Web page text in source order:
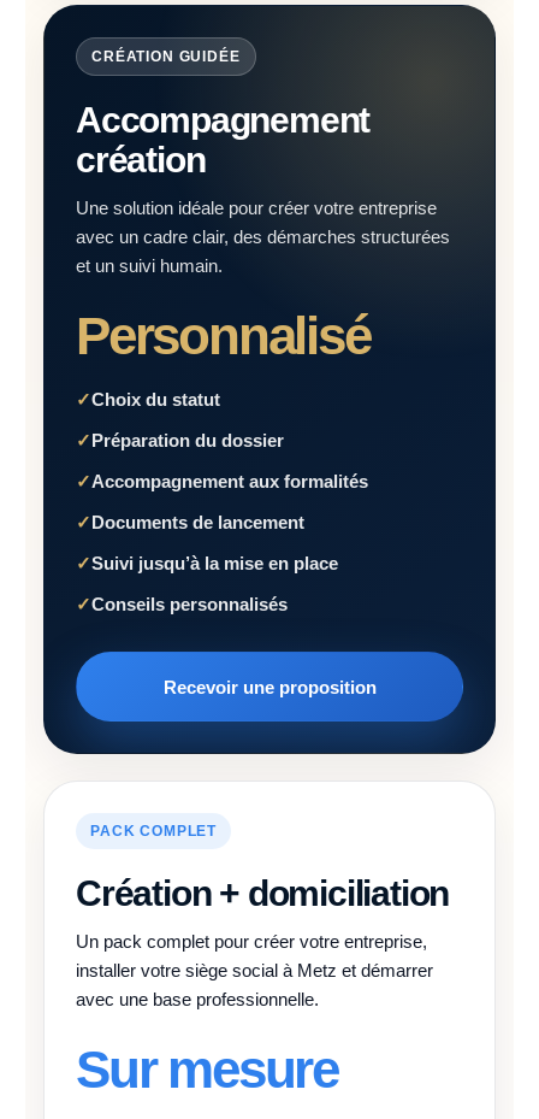
CRÉATION GUIDÉE
Accompagnement
création
Une solution idéale pour créer votre entreprise
avec un cadre clair, des démarches structurées
et un suivi humain.
Personnalisé
Choix du statut
Préparation du dossier
Accompagnement aux formalités
Documents de lancement
Suivi jusqu’à la mise en place
Conseils personnalisés
Recevoir une proposition
PACK COMPLET
Création + domiciliation
Un pack complet pour créer votre entreprise,
installer votre siège social à Metz et démarrer
avec une base professionnelle.
Sur mesure